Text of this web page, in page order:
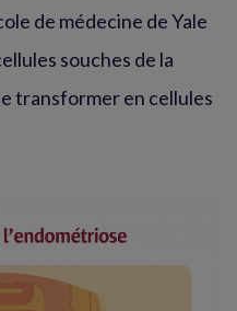
de médecine de Yale
souches de la
transformer en cellules